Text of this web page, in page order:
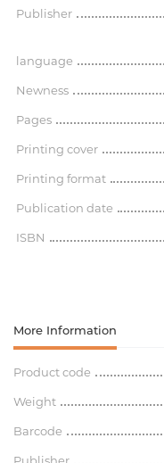
Publisher
language
Newness
Pages
Printing cover
Printing format
Publication date
ISBN
More Information
Product code
Weight
Barcode